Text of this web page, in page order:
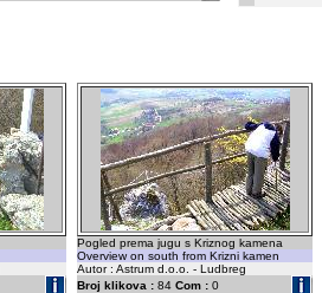
Pogled prema jugu s Kriznog kamena
Overview on south from Krizni kamen
Autor : Astrum d.o.o. - Ludbreg
Broj klikova : 84 Com : 0